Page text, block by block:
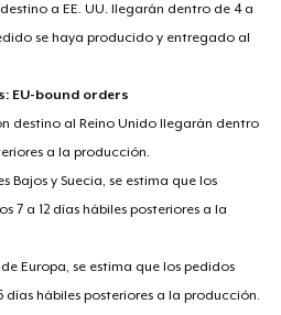
a EE. UU. llegarán dentro de 4 a
se haya producido y entregado al
EU-bound orders
destino al Reino Unido llegarán dentro
a la producción.
Bajos y Suecia, se estima que los
7 a 12 días hábiles posteriores a la
Europa, se estima que los pedidos
días hábiles posteriores a la producción.